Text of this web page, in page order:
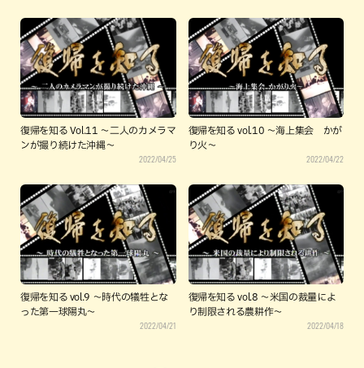
復帰を知る Vol.11 〜二人のカメラマ
ンが撮り続けた沖縄〜
2022/04/25
復帰を知る vol.10 ～海上集会 かが
り火～
2022/04/22
復帰を知る vol.9 〜時代の犠牲とな
った第一球陽丸〜
2022/04/21
復帰を知る vol.8 〜米国の裁量によ
り制限される農耕作〜
2022/04/18